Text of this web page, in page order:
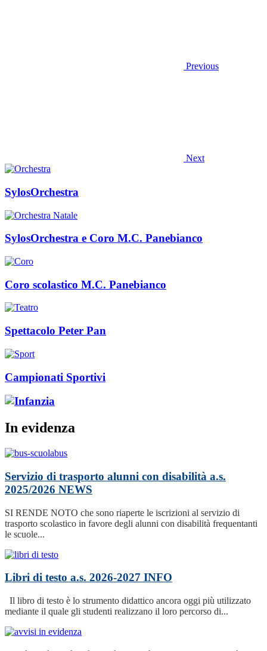
Previous
Next
SylosOrchestra
SylosOrchestra e Coro M.C. Panebianco
Coro scolastico M.C. Panebianco
Spettacolo Peter Pan
Campionati Sportivi
In evidenza
Servizio di trasporto alunni con disabilità a.s.
2025/2026 NEWS
SI RENDE NOTO che sono riaperte le iscrizioni al servizio di
trasporto scolastico in favore degli alunni con disabilità frequentanti
le scuole...
Libri di testo a.s. 2026-2027 INFO
Il libro di testo è lo strumento didattico ancora oggi più utilizzato
mediante il quale gli studenti realizzano il loro percorso di...